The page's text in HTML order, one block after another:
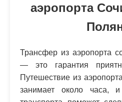
аэропорта
Трансфер из аэропорта
— это гарантия
Путешествие из
занимает около часа,